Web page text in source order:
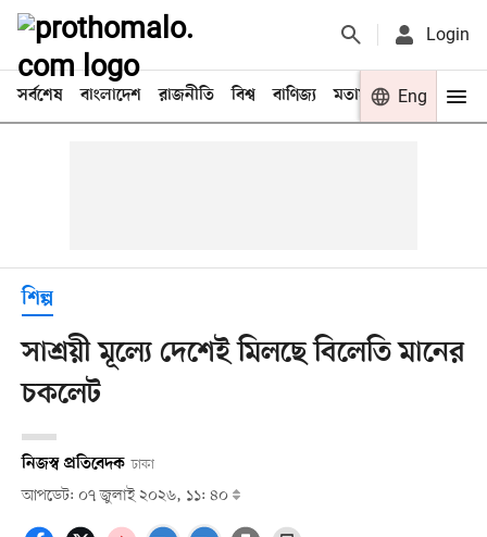
Login
সর্বশেষ বাংলাদেশ রাজনীতি বিশ্ব বাণিজ্য মতামত খেলা
Eng
শিল্প
সাশ্রয়ী মূল্যে দেশেই মিলছে বিলেতি মানের
চকলেট
নিজস্ব প্রতিবেদক ঢাকা
আপডেট: ০৭ জুলাই ২০২৬, ১১: ৪০